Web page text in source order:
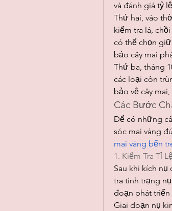
và đánh giá tỷ
Thứ hai, vào
kiểm tra lá,
có thể chọn
bảo cây mai
Thứ ba, tháng
các loại côn
bảo vệ cây
Các Bước
Để có những
sóc mai vàng
mai vàng bến
1. Kiểm Tra Tỉ
Sau khi kích
tra tình trạng
đoạn phát triển
Giai đoạn nụ